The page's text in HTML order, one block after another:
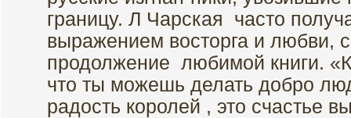
границу. Л Чарская часто
выражением восторга и любви,
продолжение любимой книги.
что ты можешь делать добро
радость королей , это счастье